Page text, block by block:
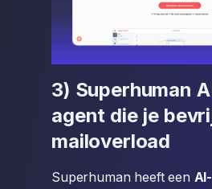
3) Superhuman
agent die je
mailoverload
Superhuman heeft een AI-